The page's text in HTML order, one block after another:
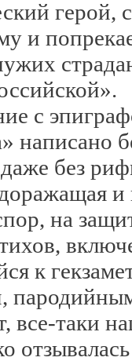
герой,
и
с
написано
без
на
к
все-таки